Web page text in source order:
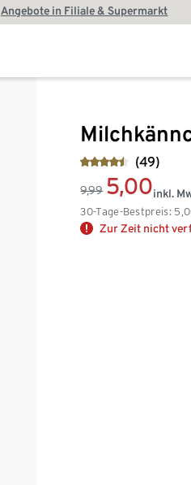
Angebote in Filiale & Supermarkt
(49)
9,99 5,00
30-Tage-Bestpreis:
inkl.
Zur Zeit nicht